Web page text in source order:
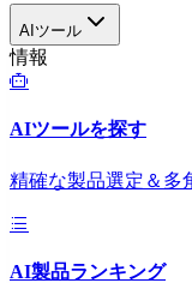
AIツール
情報
AIツールを探す
精確な製品選定＆多
AI製品ランキング